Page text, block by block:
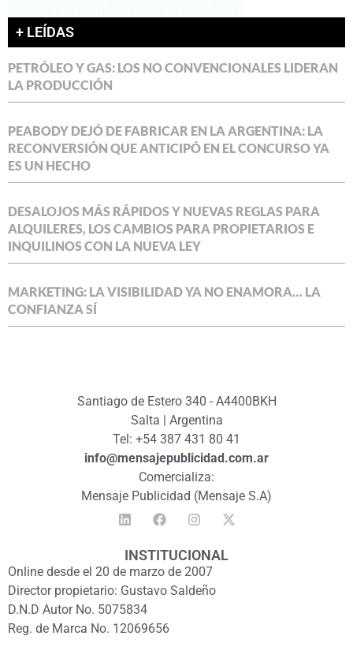
+ LEÍDAS
PETRÓLEO Y GAS: LOS NO CONVENCIONALES LIDERAN
LA PRODUCCIÓN
PEABODY DEJÓ DE FABRICAR EN LA ARGENTINA: LA
RECONVERSIÓN QUE ANTICIPÓ EN EL CONCURSO YA
ES UN HECHO
DESALOJOS MÁS RÁPIDOS Y NUEVAS REGLAS PARA
ALQUILERES, LOS CAMBIOS PARA PROPIETARIOS E
INQUILINOS CON LA NUEVA LEY
MARKETING: LA VISIBILIDAD YA NO ENAMORA… LA
CONFIANZA SÍ
Santiago de Estero 340 - A4400BKH
Salta | Argentina
Tel: +54 387 431 80 41
info@mensajepublicidad.com.ar
Comercializa:
Mensaje Publicidad (Mensaje S.A)
INSTITUCIONAL
Online desde el 20 de marzo de 2007
Director propietario: Gustavo Saldeño
D.N.D Autor No. 5075834
Reg. de Marca No. 12069656